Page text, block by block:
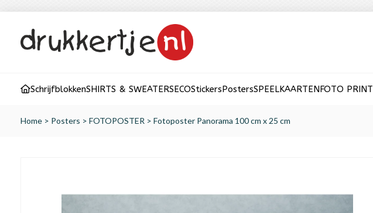
SchrijfblokkenSHIRTS & SWEATERSECOStickersPostersSPEELKAARTENFOTO PRINT
Home > Posters > FOTOPOSTER > Fotoposter Panorama 100 cm x 25 cm